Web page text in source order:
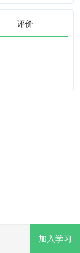
加入学习
评价